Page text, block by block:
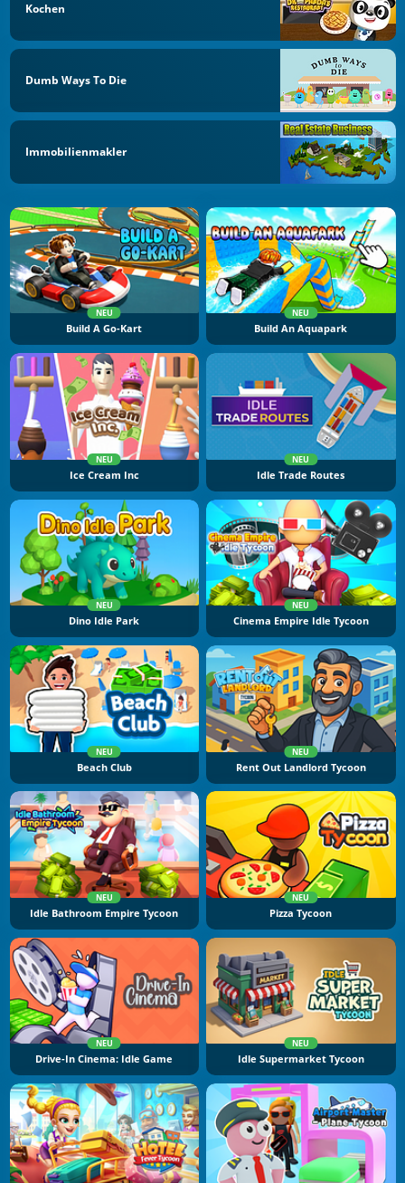
Kochen
Dumb Ways To Die
Immobilienmakler
NEU
Build A Go-Kart
NEU
Build An Aquapark
NEU
Ice Cream Inc
NEU
Idle Trade Routes
NEU
Dino Idle Park
NEU
Cinema Empire Idle Tycoon
NEU
Beach Club
NEU
Rent Out Landlord Tycoon
NEU
Idle Bathroom Empire Tycoon
NEU
Pizza Tycoon
NEU
Drive-In Cinema: Idle Game
NEU
Idle Supermarket Tycoon